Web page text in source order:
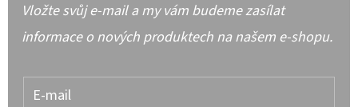
Vložte svůj e-mail a my vám budeme zasílat
informace o nových produktech na našem e-shopu.
E-mail